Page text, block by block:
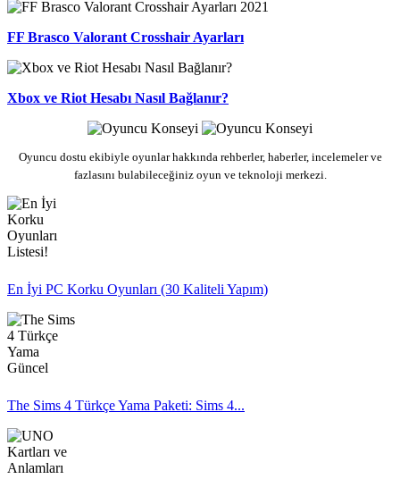
FF Brasco Valorant Crosshair Ayarları
Xbox ve Riot Hesabı Nasıl Bağlanır?
Oyuncu dostu ekibiyle oyunlar hakkında rehberler, haberler, incelemeler ve
fazlasını bulabileceğiniz oyun ve teknoloji merkezi.
En İyi PC Korku Oyunları (30 Kaliteli Yapım)
The Sims 4 Türkçe Yama Paketi: Sims 4...